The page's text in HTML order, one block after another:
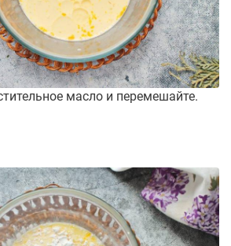
масло и перемешайте.